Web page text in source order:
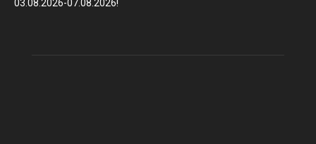
03.08.2026-07.08.2026!